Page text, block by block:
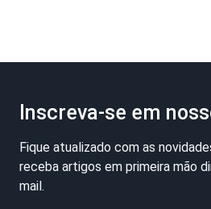
Inscreva-se em
Fique atualizado com as
receba artigos em primeira mão
mail.